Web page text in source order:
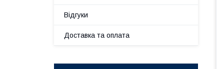
Відгуки
Доставка та оплата